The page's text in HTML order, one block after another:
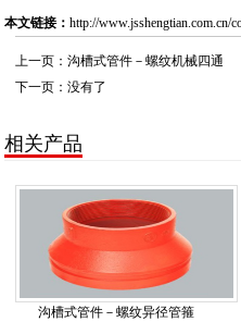
本文链接：http://www.jsshengtian.com.cn/
上一页：沟槽式管件－螺纹机械四通
下一页：没有了
相关产品
沟槽式管件－螺纹异径管箍